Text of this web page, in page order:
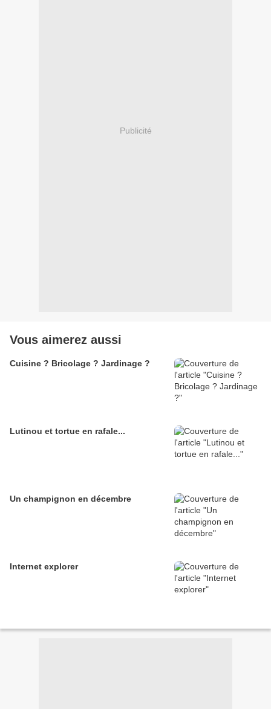
Publicité
Vous aimerez aussi
Cuisine ? Bricolage ? Jardinage ?
Lutinou et tortue en rafale...
Un champignon en décembre
Internet explorer